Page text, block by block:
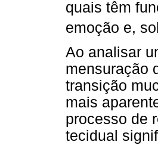
quais têm
emoção e,
Ao analisar
mensuração
transição
mais
processo de
tecidual